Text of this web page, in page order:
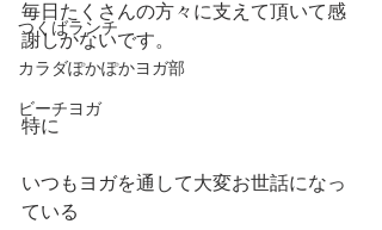
つくばランチ
カラダぽかぽかヨガ部
ビーチヨガ
毎日たくさんの方々に支えて頂いて感
謝しかないです。
特に
いつもヨガを通して大変お世話になっ
ている